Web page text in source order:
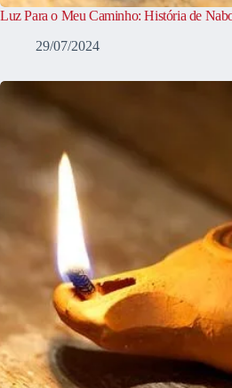
Luz Para o Meu Caminho: História de
29/07/2024